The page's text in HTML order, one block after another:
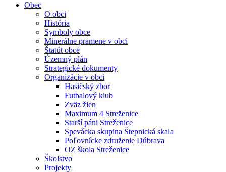
Obec
O obci
História
Symboly obce
Minerálne pramene v obci
Štatút obce
Územný plán
Strategické dokumenty
Organizácie v obci
Hasičský zbor
Futbalový klub
Zväz žien
Maximum 4 Streženice
Starší páni Streženice
Spevácka skupina Štepnická skala
Poľovnícke združenie Dúbrava
OZ škola Streženice
Školstvo
Projekty